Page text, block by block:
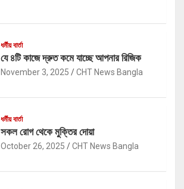
ধর্মীয় বার্তা
যে ৪টি কাজে দ্রুত কমে যাচ্ছে আপনার রিজিক
November 3, 2025 CHT News Bangla
ধর্মীয় বার্তা
সকল রোগ থেকে মুক্তির দোয়া
October 26, 2025 CHT News Bangla